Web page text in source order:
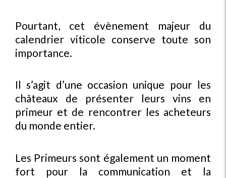
Pourtant, cet évènement majeur du
calendrier viticole conserve toute son
importance.
Il s’agit d’une occasion unique pour les
châteaux de présenter leurs vins en
primeur et de rencontrer les acheteurs
du monde entier.
Les Primeurs sont également un moment
fort pour la communication et la